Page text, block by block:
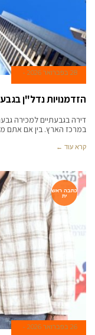
28 בפברואר 2026
הזדמנויות נדל"ן
דירה בגבעתיים למכירה
במרכז הארץ. בין אם אתם
קרא עוד ←
כתבה ראש
ית
26 בפברואר 2026